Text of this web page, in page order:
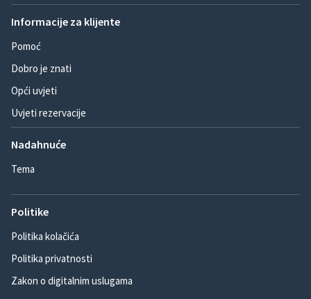
Informacije za klijente
Pomoć
Dobro je znati
Opći uvjeti
Uvjeti rezervacije
Nadahnuće
Tema
Politike
Politika kolačića
Politika privatnosti
Zakon o digitalnim uslugama